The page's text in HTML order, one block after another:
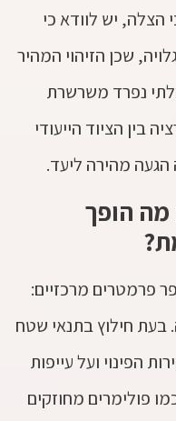
הצלה, יש לוודא כי
שכן הזיהוי המהיר
נפרד משרשרת
בין הציוד הייעודי
הגעה מהירה ליעד.
מה הופך
פרמטרים מרכזיים:
בעת חילוץ בתנאי שטח
הפינוי ועל עייפות
פולימרים מחוזקים